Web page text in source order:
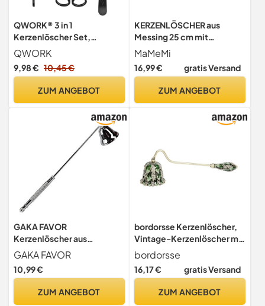
QWORK® 3 in 1
Kerzenlöscher Set,
Edelstahl Dochtschere für
Kerzen, Kerzenpflege-Set
mit Löscher Zange und
QWORK
9,98 € 10,45 €
ZUM ANGEBOT
KERZENLÖSCHER aus
Messing 25 cm mit
beweglichem Kopf,
sicheres Löschen ohne
Rauch oder Wachsspritzer,
edles ZUBEHÖR für Advent
MaMeMi
16,99 € gratis Versand
ZUM ANGEBOT
GAKA FAVOR
Kerzenlöscher aus
Edelstahl (Silber)
Kerzenlöscher mit Griff
Kerzenwerkzeug,Edelstahl
Extinguisher
GAKA FAVOR
10,99 €
ZUM ANGEBOT
bordorsse Kerzenlöscher,
Vintage-Kerzenlöscher mit
langem, haltbarem Griff,
Metall-Wachslöscher zum
Löschen der
Dochtlöscher ist perfekt für
bordorsse
16,17 € gratis Versand
ZUM ANGEBOT